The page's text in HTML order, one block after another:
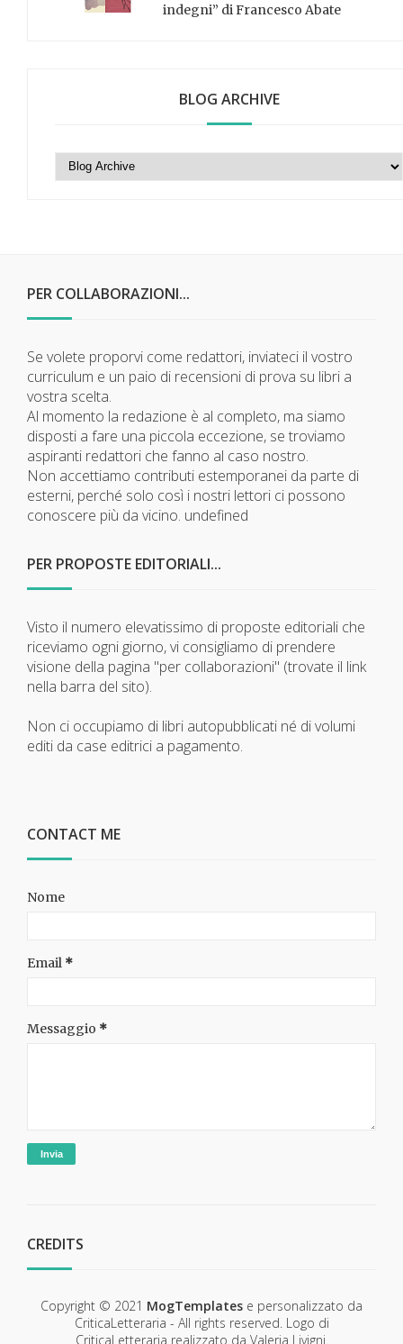
indegni” di Francesco Abate
BLOG ARCHIVE
PER COLLABORAZIONI...
Se volete proporvi come redattori, inviateci il vostro
curriculum e un paio di recensioni di prova su libri a
vostra scelta.
Al momento la redazione è al completo, ma siamo
disposti a fare una piccola eccezione, se troviamo
aspiranti redattori che fanno al caso nostro.
Non accettiamo contributi estemporanei da parte di
esterni, perché solo così i nostri lettori ci possono
conoscere più da vicino. undefined
PER PROPOSTE EDITORIALI...
Visto il numero elevatissimo di proposte editoriali che
riceviamo ogni giorno, vi consigliamo di prendere
visione della pagina "per collaborazioni" (trovate il link
nella barra del sito).
Non ci occupiamo di libri autopubblicati né di volumi
editi da case editrici a pagamento.
CONTACT ME
Nome
Email *
Messaggio *
CREDITS
Copyright © 2021 MogTemplates e personalizzato da
CriticaLetteraria - All rights reserved. Logo di
CriticaLetteraria realizzato da Valeria Livigni.